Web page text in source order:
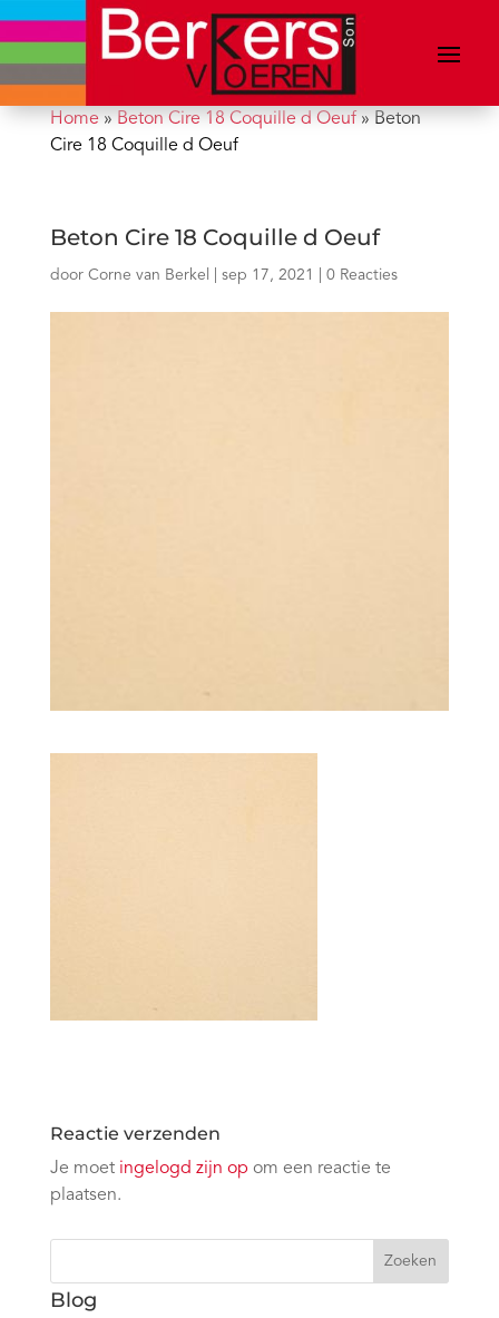
Home» Beton Cire 18 Coquille d Oeuf» Beton
Cire 18 Coquille d Oeuf
Beton Cire 18 Coquille d Oeuf
door Corne van Berkel sep 17, 2021 0 Reacties
Reactie verzenden
Je moet ingelogd zijn op om een reactie te
plaatsen.
Zoeken
Blog